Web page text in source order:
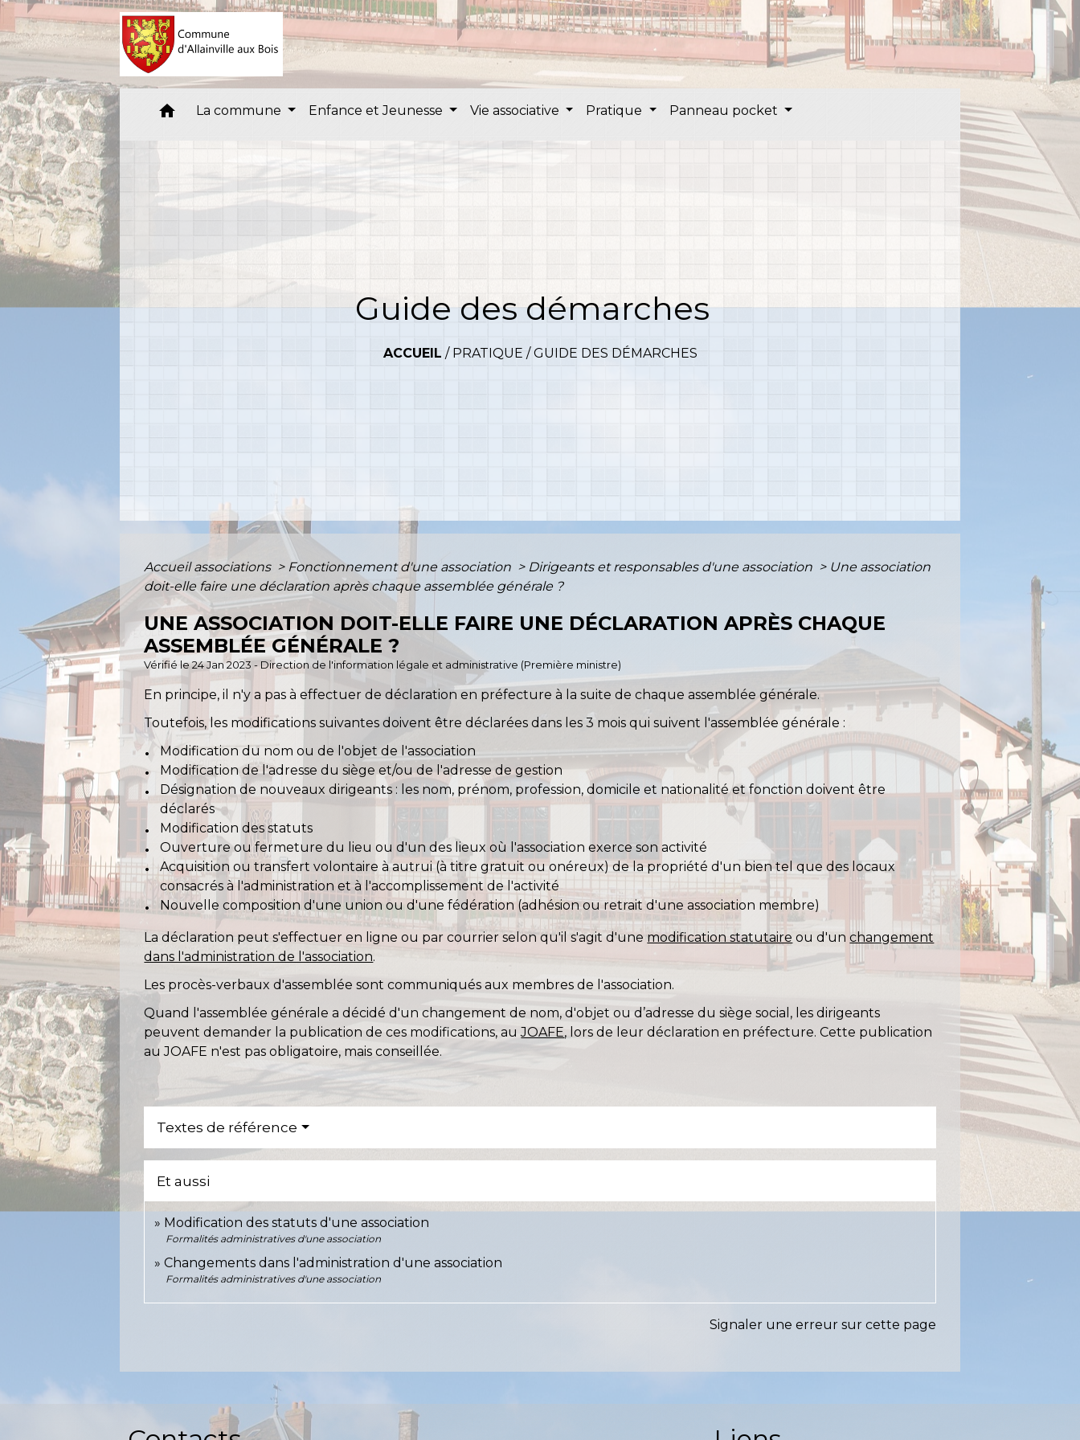
home La commune Enfance et Jeunesse Vie associative Pratique Panneau pocket
Guide des démarches
ACCUEIL / PRATIQUE /GUIDE DES DÉMARCHES
Accueil associations > Fonctionnement d'une association > Dirigeants et responsables d'une association > Une association
doit-elle faire une déclaration après chaque assemblée générale ?
UNE ASSOCIATION DOIT-ELLE FAIRE UNE DÉCLARATION APRÈS CHAQUE
ASSEMBLÉE GÉNÉRALE ?
Vérifié le 24 Jan 2023 - Direction de l'information légale et administrative (Première ministre)
En principe, il n'y a pas à effectuer de déclaration en préfecture à la suite de chaque assemblée générale.
Toutefois, les modifications suivantes doivent être déclarées dans les 3 mois qui suivent l'assemblée générale :
Modification du nom ou de l'objet de l'association
Modification de l'adresse du siège et/ou de l'adresse de gestion
Désignation de nouveaux dirigeants : les nom, prénom, profession, domicile et nationalité et fonction doivent être
déclarés
Modification des statuts
Ouverture ou fermeture du lieu ou d'un des lieux où l'association exerce son activité
Acquisition ou transfert volontaire à autrui (à titre gratuit ou onéreux) de la propriété d'un bien tel que des locaux
consacrés à l'administration et à l'accomplissement de l'activité
Nouvelle composition d'une union ou d'une fédération (adhésion ou retrait d'une association membre)
La déclaration peut s'effectuer en ligne ou par courrier selon qu'il s'agit d'une modification statutaire ou d'unchangement
dans l'administration de l'association.
Les procès-verbaux d'assemblée sont communiqués aux membres de l'association.
Quand l'assemblée générale a décidé d'un changement de nom, d'objet ou d’adresse du siège social, les dirigeants
peuvent demander la publication de ces modifications, auJOAFE, lors de leur déclaration en préfecture. Cette publication
au JOAFE n'est pas obligatoire, mais conseillée.
Textes de référence
Et aussi
Modification des statuts d'une association
Formalités administratives d'une association
Changements dans l'administration d'une association
Formalités administratives d'une association
Signaler une erreur sur cette page